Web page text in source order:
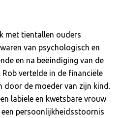
met tientallen ouders
van psychologisch en
en na beëindiging van de
vertelde in de financiële
door de moeder van zijn kind.
labiele en kwetsbare vrouw
persoonlijkheidsstoornis